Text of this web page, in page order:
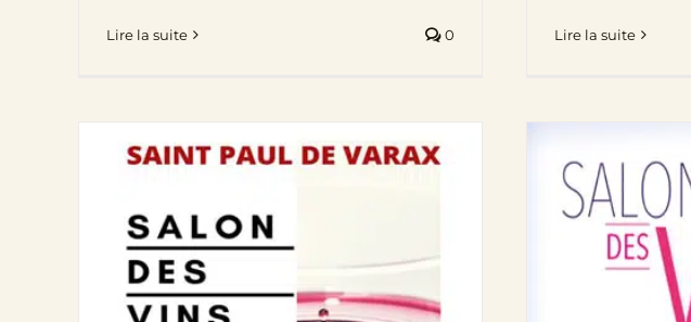
Lire la suite 0 Lire la suite